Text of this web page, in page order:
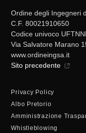
Ordine degli Ingegneri
C.F. 80021910650
Codice univoco UFTNNL
Via Salvatore Marano
www.ordineingsa.it
Sito precedente
Privacy Policy
Albo Pretorio
Amministrazione
Whistleblowing